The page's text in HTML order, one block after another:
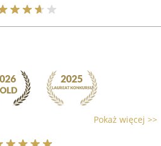
Pokaż więcej >>